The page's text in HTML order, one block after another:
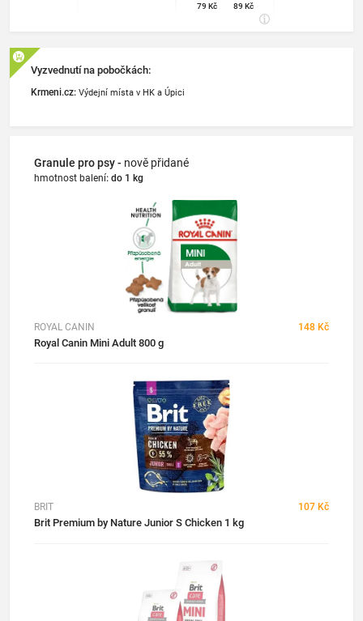
79 Kč 89 Kč
Vyzvednutí na pobočkách:
Krmeni.cz: Výdejní místa v HK a Úpici
Granule pro psy - nově přidané
hmotnost balení: do 1 kg
ROYAL CANIN 148 Kč
Royal Canin Mini Adult 800 g
BRIT 107 Kč
Brit Premium by Nature Junior S Chicken 1 kg